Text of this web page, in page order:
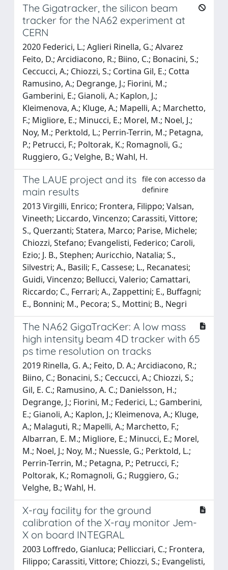
The Gigatracker, the silicon beam
tracker for the NA62 experiment at
CERN
2020 Federici, L.; Aglieri Rinella, G.; Alvarez
Feito, D.; Arcidiacono, R.; Biino, C.; Bonacini, S.;
Ceccucci, A.; Chiozzi, S.; Cortina Gil, E.; Cotta
Ramusino, A.; Degrange, J.; Fiorini, M.;
Gamberini, E.; Gianoli, A.; Kaplon, J.;
Kleimenova, A.; Kluge, A.; Mapelli, A.; Marchetto,
F.; Migliore, E.; Minucci, E.; Morel, M.; Noel, J.;
Noy, M.; Perktold, L.; Perrin-Terrin, M.; Petagna,
P.; Petrucci, F.; Poltorak, K.; Romagnoli, G.;
Ruggiero, G.; Velghe, B.; Wahl, H.
The LAUE project and its
main results
file con accesso da
definire
2013 Virgilli, Enrico; Frontera, Filippo; Valsan,
Vineeth; Liccardo, Vincenzo; Carassiti, Vittore;
S., Querzanti; Statera, Marco; Parise, Michele;
Chiozzi, Stefano; Evangelisti, Federico; Caroli,
Ezio; J. B., Stephen; Auricchio, Natalia; S.,
Silvestri; A., Basili; F., Cassese; L., Recanatesi;
Guidi, Vincenzo; Bellucci, Valerio; Camattari,
Riccardo; C., Ferrari; A., Zappettini; E., Buffagni;
E., Bonnini; M., Pecora; S., Mottini; B., Negri
The NA62 GigaTracKer: A low mass
high intensity beam 4D tracker with 65
ps time resolution on tracks
2019 Rinella, G. A.; Feito, D. A.; Arcidiacono, R.;
Biino, C.; Bonacini, S.; Ceccucci, A.; Chiozzi, S.;
Gil, E. C.; Ramusino, A. C.; Danielsson, H.;
Degrange, J.; Fiorini, M.; Federici, L.; Gamberini,
E.; Gianoli, A.; Kaplon, J.; Kleimenova, A.; Kluge,
A.; Malaguti, R.; Mapelli, A.; Marchetto, F.;
Albarran, E. M.; Migliore, E.; Minucci, E.; Morel,
M.; Noel, J.; Noy, M.; Nuessle, G.; Perktold, L.;
Perrin-Terrin, M.; Petagna, P.; Petrucci, F.;
Poltorak, K.; Romagnoli, G.; Ruggiero, G.;
Velghe, B.; Wahl, H.
X-ray facility for the ground
calibration of the X-ray monitor Jem-
X on board INTEGRAL
2003 Loffredo, Gianluca; Pellicciari, C.; Frontera,
Filippo; Carassiti, Vittore; Chiozzi, S.; Evangelisti,